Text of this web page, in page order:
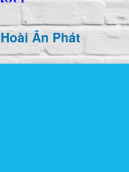
Ân Phát